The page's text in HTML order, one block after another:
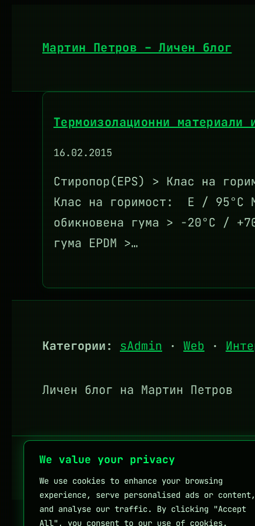
We value your privacy
We use cookies to enhance your browsing
experience, serve personalised ads or content,
and analyse our traffic. By clicking "Accept
All", you consent to our use of cookies.
съдържанието
Мартин Петров – Личен блог
Термоизолационни
16.02.2015
Стиропор(EPS) > Клас на
Клас на горимост: E / 95°C
обикновена гума > -20°C /
гума EPDM >…
Категории: sAdmin · Web ·
Личен блог на Мартин Петров
Полезни връзки: DHStudio